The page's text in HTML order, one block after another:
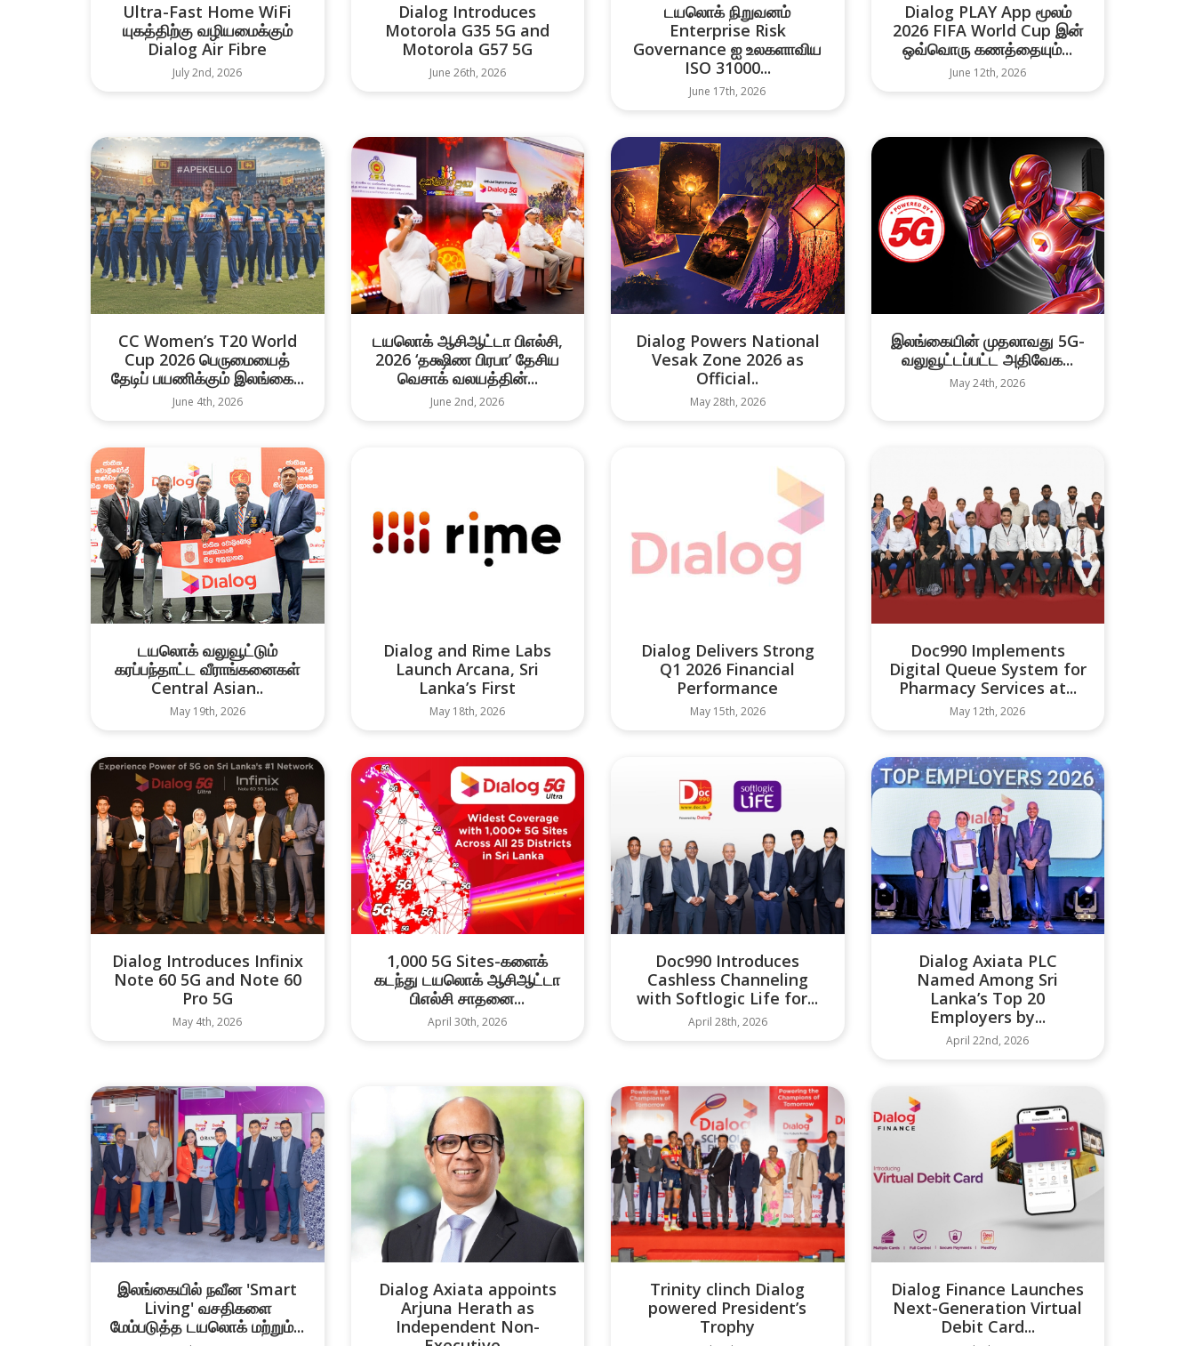
Ultra-Fast Home WiFi
யுகத்திற்கு வழியமைக்கும்
Dialog Air Fibre
July 2nd, 2026
Dialog Introduces
Motorola G35 5G and
Motorola G57 5G
June 26th, 2026
டயலொக் நிறுவனம்
Enterprise Risk
Governance ஐ உலகளாவிய
ISO 31000...
June 17th, 2026
Dialog PLAY App மூலம்
2026 FIFA World Cup இன்
ஒவ்வொரு கணத்தையும்...
June 12th, 2026
CC Women’s T20 World
Cup 2026 பெருமையைத்
தேடிப் பயணிக்கும் இலங்கை...
June 4th, 2026
டயலொக் ஆசிஆட்டா பிஎல்சி,
2026 ‘தக்ஷிண பிரபா’ தேசிய
வெசாக் வலயத்தின்...
June 2nd, 2026
Dialog Powers National
Vesak Zone 2026 as
Official..
May 28th, 2026
இலங்கையின் முதலாவது 5G-
வலுவூட்டப்பட்ட அதிவேக...
May 24th, 2026
டயலொக் வலுவூட்டும்
கரப்பந்தாட்ட வீராங்கனைகள்
Central Asian..
May 19th, 2026
Dialog and Rime Labs
Launch Arcana, Sri
Lanka’s First
May 18th, 2026
Dialog Delivers Strong
Q1 2026 Financial
Performance
May 15th, 2026
Doc990 Implements
Digital Queue System for
Pharmacy Services at...
May 12th, 2026
Dialog Introduces Infinix
Note 60 5G and Note 60
Pro 5G
May 4th, 2026
1,000 5G Sites-களைக்
கடந்து டயலொக் ஆசிஆட்டா
பிஎல்சி சாதனை...
April 30th, 2026
Doc990 Introduces
Cashless Channeling
with Softlogic Life for...
April 28th, 2026
Dialog Axiata PLC
Named Among Sri
Lanka’s Top 20
Employers by...
April 22nd, 2026
இலங்கையில் நவீன 'Smart
Living' வசதிகளை
மேம்படுத்த டயலொக் மற்றும்...
Dialog Axiata appoints
Arjuna Herath as
Independent Non-
Trinity clinch Dialog
powered President’s
Trophy
Dialog Finance Launches
Next-Generation Virtual
Debit Card...